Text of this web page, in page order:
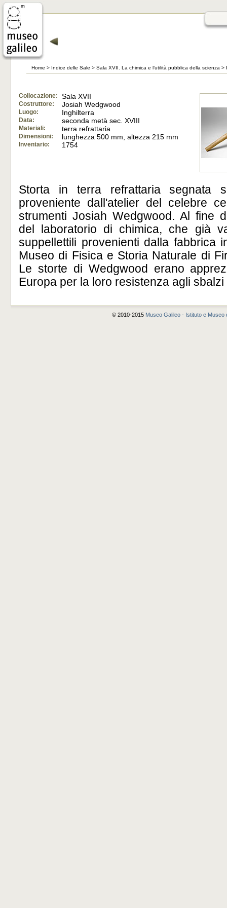
Home > Indice delle Sale > Sala XVII. La chimica e l’utilità pubblica della scienza >
Collocazione: Sala XVII
Costruttore: Josiah Wedgwood
Luogo: Inghilterra
Data: seconda metà sec. XVIII
Materiali: terra refrattaria
Dimensioni: lunghezza 500 mm, altezza 215 mm
Inventario: 1754
Storta in terra refrattaria segnata
proveniente dall'atelier del celebre
strumenti Josiah Wedgwood. Al fine
del laboratorio di chimica, che già
suppellettili provenienti dalla fabbrica
Museo di Fisica e Storia Naturale di
Le storte di Wedgwood erano
Europa per la loro resistenza agli
© 2010-2015 Museo Galileo - Istituto e Museo